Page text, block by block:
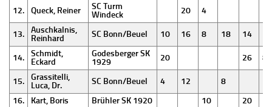
12.
Queck, Reiner
SC Turm
Windeck
20 4
13.
Auschkalnis,
Reinhard
SC Bonn/Beuel 10 16 8 18 14
14.
Schmidt,
Eckard
Godesberger SK
1929
20 26 8
15.
Grassitelli,
Luca, Dr.
SC Bonn/Beuel 4 12 8
16.
Kart, Boris Brühler SK 1920 10 20